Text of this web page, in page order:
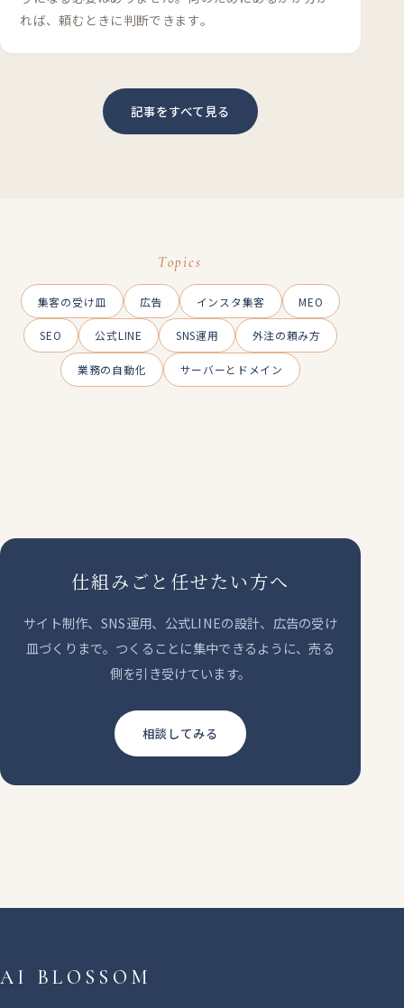
れば、頼むときに判断できます。
記事をすべて見る
Topics
集客の受け皿 広告 インスタ集客 MEO
SEO 公式LINE SNS運用 外注の頼み方
業務の自動化 サーバーとドメイン
仕組みごと任せたい方へ
サイト制作、SNS運用、公式LINEの設計、広告の受け
皿づくりまで。つくることに集中できるように、売る
側を引き受けています。
相談してみる
AI BLOSSOM